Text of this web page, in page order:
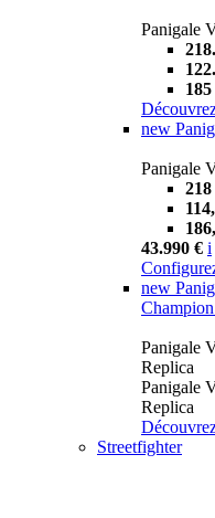
Panigale
new
Panigale
218
43.990 € i
new
Panigale
Replica
Panigale
Replica
Streetfighter